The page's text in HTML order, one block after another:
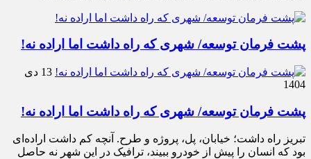
پشت فرمان توسعه/ شهری که راه داشت اما اراده نه!
13 دی
1404
پشت فرمان توسعه/ شهری که راه داشت اما اراده نه!
تبریز راه داشت؛ خیابان، پل، پروژه و طرح. آنچه کم داشت اراده‌ای
بود که انسان را پیش از خودرو ببیند، ترافیک در این شهر نه حاصل